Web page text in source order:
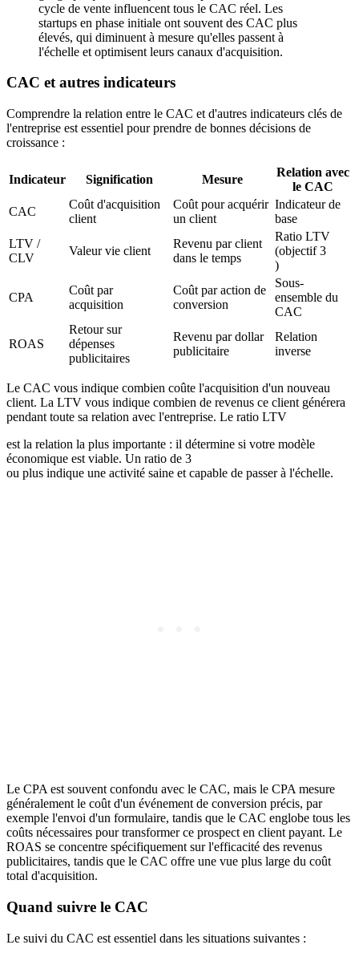
cycle de vente influencent tous le CAC réel. Les
startups en phase initiale ont souvent des CAC plus
élevés, qui diminuent à mesure qu'elles passent à
l'échelle et optimisent leurs canaux d'acquisition.
CAC et autres indicateurs
Comprendre la relation entre le CAC et d'autres indicateurs clés de
l'entreprise est essentiel pour prendre de bonnes décisions de
croissance :
Indicateur Signification Mesure
Relation avec
le CAC
CAC
Coût d'acquisition
client
Coût pour acquérir
un client
Indicateur de
base
LTV /
CLV
Valeur vie client
Revenu par client
dans le temps
Ratio LTV
(objectif 3
)
CPA
Coût par
acquisition
Coût par action de
conversion
Sous-
ensemble du
CAC
ROAS
Retour sur
dépenses
publicitaires
Revenu par dollar
publicitaire
Relation
inverse
Le CAC vous indique combien coûte l'acquisition d'un nouveau
client. La LTV vous indique combien de revenus ce client générera
pendant toute sa relation avec l'entreprise. Le ratio LTV
est la relation la plus importante : il détermine si votre modèle
économique est viable. Un ratio de 3
ou plus indique une activité saine et capable de passer à l'échelle.
Le CPA est souvent confondu avec le CAC, mais le CPA mesure
généralement le coût d'un événement de conversion précis, par
exemple l'envoi d'un formulaire, tandis que le CAC englobe tous les
coûts nécessaires pour transformer ce prospect en client payant. Le
ROAS se concentre spécifiquement sur l'efficacité des revenus
publicitaires, tandis que le CAC offre une vue plus large du coût
total d'acquisition.
Quand suivre le CAC
Le suivi du CAC est essentiel dans les situations suivantes :